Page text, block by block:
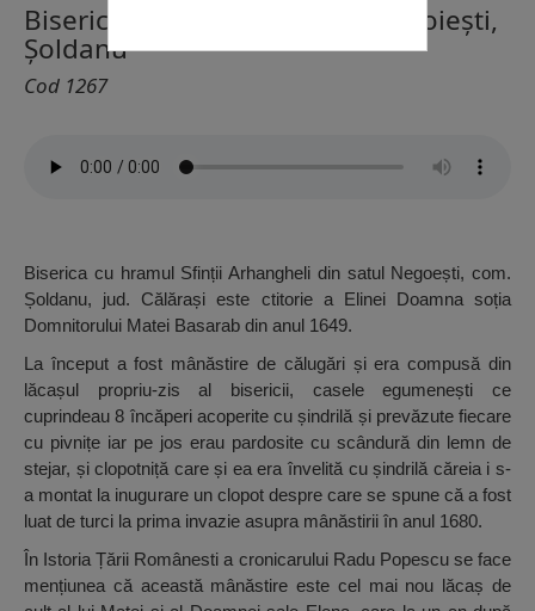
Biserica Sf. Mihail si Gavril, Negoiești,
Șoldanu
Cod 1267
Biserica cu hramul Sfinții Arhangheli din satul Negoești, com.
Șoldanu, jud. Călărași este ctitorie a Elinei Doamna soția
Domnitorului Matei Basarab din anul 1649.
La început a fost mânăstire de călugări și era compusă din
lăcașul propriu-zis al bisericii, casele egumenești ce
cuprindeau 8 încăperi acoperite cu șindrilă și prevăzute fiecare
cu pivnițe iar pe jos erau pardosite cu scândură din lemn de
stejar, și clopotniță care și ea era învelită cu șindrilă căreia i s-
a montat la inugurare un clopot despre care se spune că a fost
luat de turci la prima invazie asupra mânăstirii în anul 1680.
În Istoria Țării Românesti a cronicarului Radu Popescu se face
mențiunea că această mânăstire este cel mai nou lăcaș de